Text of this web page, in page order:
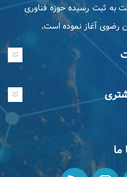
شرکت به ثبت رسیده حوزه فناوری
رضوی آغاز نموده است.